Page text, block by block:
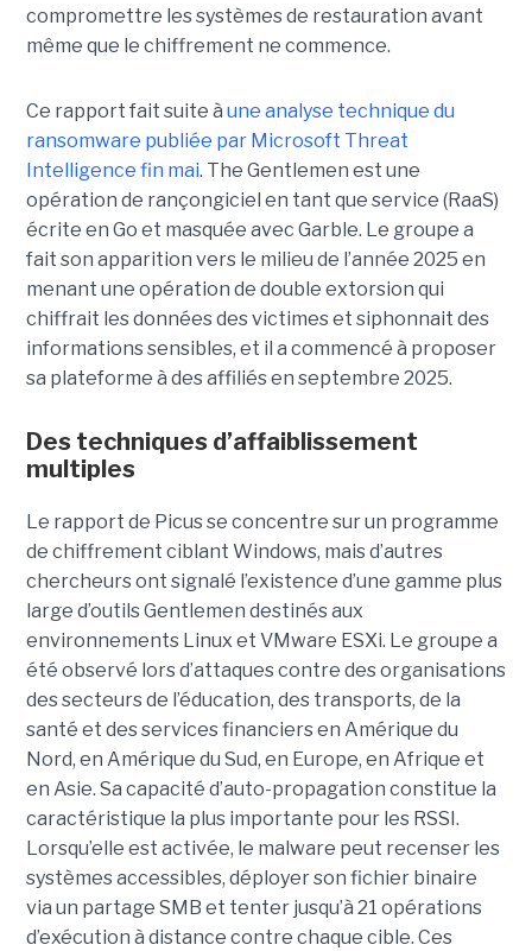
compromettre les systèmes de restauration avant
même que le chiffrement ne commence.
Ce rapport fait suite à une analyse technique du
ransomware publiée par Microsoft Threat
Intelligence fin mai. The Gentlemen est une
opération de rançongiciel en tant que service (RaaS)
écrite en Go et masquée avec Garble. Le groupe a
fait son apparition vers le milieu de l’année 2025 en
menant une opération de double extorsion qui
chiffrait les données des victimes et siphonnait des
informations sensibles, et il a commencé à proposer
sa plateforme à des affiliés en septembre 2025.
Des techniques d’affaiblissement
multiples
Le rapport de Picus se concentre sur un programme
de chiffrement ciblant Windows, mais d’autres
chercheurs ont signalé l’existence d’une gamme plus
large d’outils Gentlemen destinés aux
environnements Linux et VMware ESXi. Le groupe a
été observé lors d’attaques contre des organisations
des secteurs de l’éducation, des transports, de la
santé et des services financiers en Amérique du
Nord, en Amérique du Sud, en Europe, en Afrique et
en Asie. Sa capacité d’auto-propagation constitue la
caractéristique la plus importante pour les RSSI.
Lorsqu’elle est activée, le malware peut recenser les
systèmes accessibles, déployer son fichier binaire
via un partage SMB et tenter jusqu’à 21 opérations
d’exécution à distance contre chaque cible. Ces